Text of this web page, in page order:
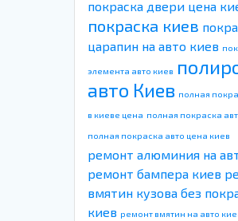
покраска двери цена
покраска киев
царапин на авто киев
элемента авто киев
авто Киев полная
в киеве цена полная покраска
полная покраска авто цена киев
ремонт алюминия на
ремонт бампера киев
вмятин кузова без
киев ремонт вмятин на авто